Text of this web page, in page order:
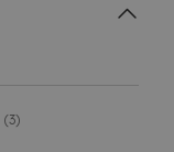
(3)